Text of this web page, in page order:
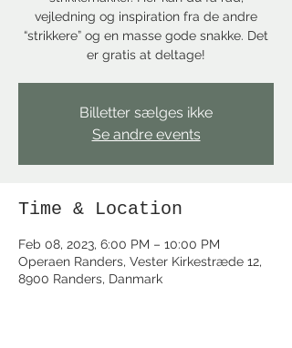
vejledning og inspiration fra de andre
“strikkere” og en masse gode snakke. Det
er gratis at deltage!
Billetter sælges ikke
Se andre events
Time & Location
Feb 08, 2023, 6:00 PM – 10:00 PM
Operaen Randers, Vester Kirkestræde 12,
8900 Randers, Danmark